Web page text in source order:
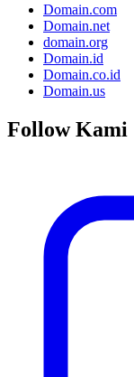
Domain.com
Domain.net
domain.org
Domain.id
Domain.co.id
Domain.us
Follow Kami